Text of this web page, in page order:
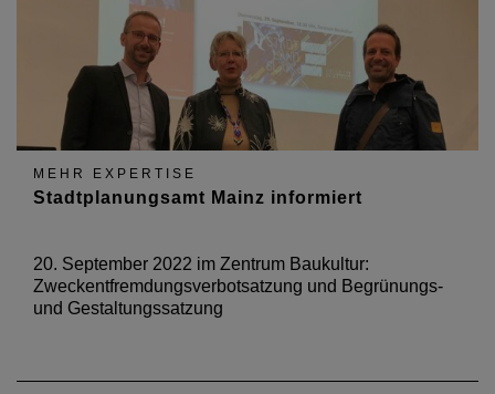
MEHR EXPERTISE
Stadtplanungsamt Mainz informiert
20. September 2022 im Zentrum Baukultur:
Zweckentfremdungsverbotsatzung und Begrünungs-
und Gestaltungssatzung